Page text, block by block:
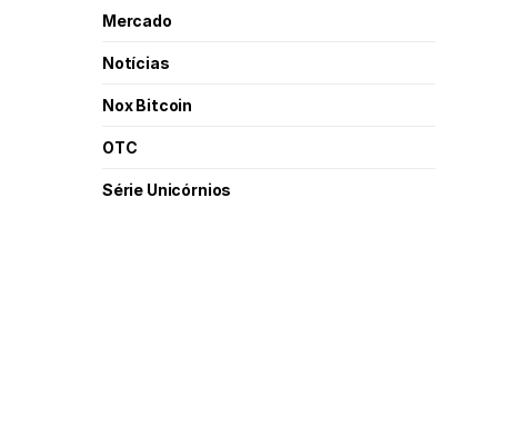
Mercado
Notícias
Nox Bitcoin
OTC
Série Unicórnios